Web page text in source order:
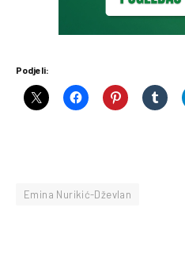
Podjeli:
Emina Nurikić-Dževlan